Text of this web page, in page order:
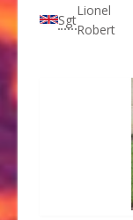
Sgt
Lionel
Robert